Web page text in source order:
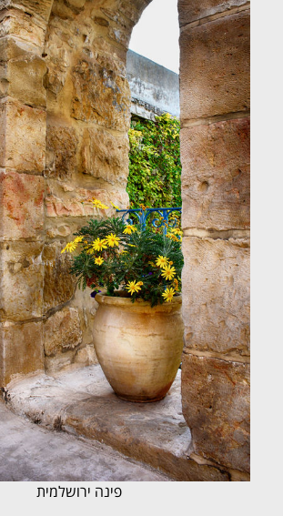
פינה ירושלמית